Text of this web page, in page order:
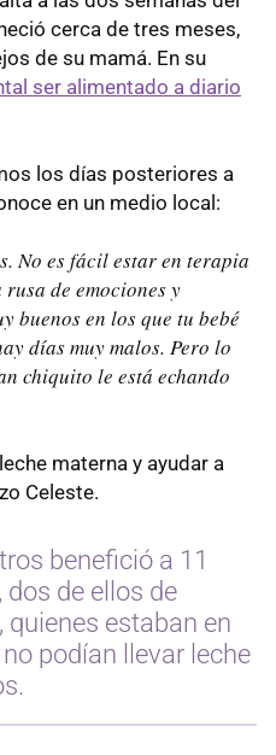
cerca de tres meses,
de su mamá. En su
ser alimentado a diario
los días posteriores a
en un medio local:
No es fácil estar en terapia
de emociones y
buenos en los que tu bebé
días muy malos. Pero lo
chiquito le está echando
materna y ayudar a
Celeste.
benefició a 11
de ellos de
estaban en
podían llevar leche